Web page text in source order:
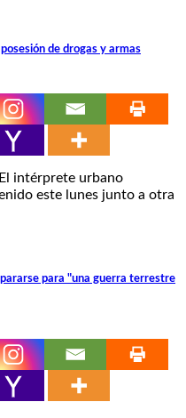
de drogas y armas
intérprete urbano
este lunes junto a otra
para "una guerra terrestre